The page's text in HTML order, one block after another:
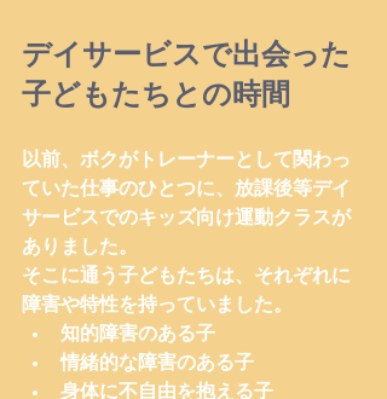
デイサービスで出会った
子どもたちとの時間
以前、ボクがトレーナーとして関わっ
ていた仕事のひとつに、放課後等デイ
サービスでのキッズ向け運動クラスが
ありました。
そこに通う子どもたちは、それぞれに
障害や特性を持っていました。
知的障害のある子
情緒的な障害のある子
身体に不自由を抱える子